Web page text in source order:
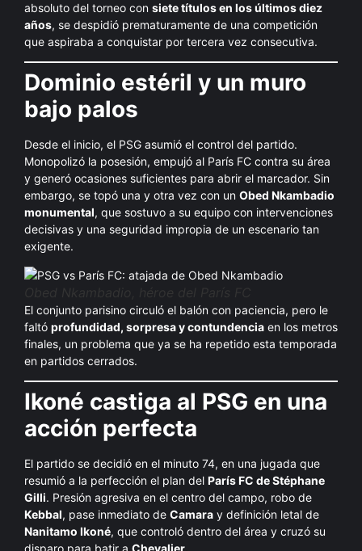
absoluto del torneo con siete títulos en los últimos diez
años, se despidió prematuramente de una competición
que aspiraba a conquistar por tercera vez consecutiva.
Dominio estéril y un muro
bajo palos
Desde el inicio, el PSG asumió el control del partido.
Monopolizó la posesión, empujó al París FC contra su área
y generó ocasiones suficientes para abrir el marcador. Sin
embargo, se topó una y otra vez con un Obed Nkambadio
monumental, que sostuvo a su equipo con intervenciones
decisivas y una seguridad impropia de un escenario tan
exigente.
Obed Nkambadio, héroe del París FC
El conjunto parisino circuló el balón con paciencia, pero le
faltó profundidad, sorpresa y contundencia en los metros
finales, un problema que ya se ha repetido esta temporada
en partidos cerrados.
Ikoné castiga al PSG en una
acción perfecta
El partido se decidió en el minuto 74, en una jugada que
resumió a la perfección el plan del París FC de Stéphane
Gilli. Presión agresiva en el centro del campo, robo de
Kebbal, pase inmediato de Camara y definición letal de
Nanitamo Ikoné, que controló dentro del área y cruzó su